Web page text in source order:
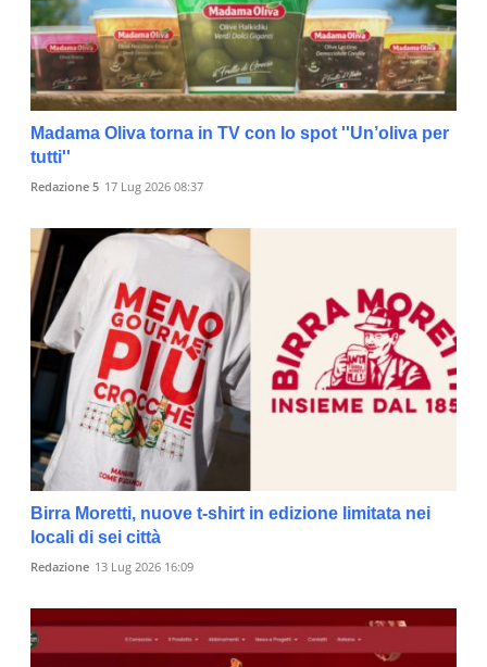
Madama Oliva torna in TV con lo spot ''Un’oliva per
tutti''
Redazione 5 17 Lug 2026 08:37
Birra Moretti, nuove t-shirt in edizione limitata nei
locali di sei città
Redazione 13 Lug 2026 16:09